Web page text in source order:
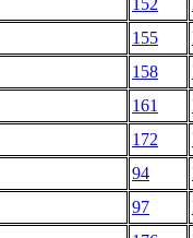
152
155
158
161
172
94
97